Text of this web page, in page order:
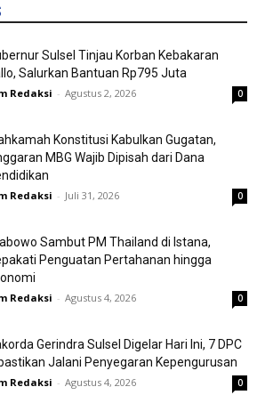
Sulsel Tinjau Korban Kebakaran
Salurkan Bantuan Rp795 Juta
Redaksi - Agustus 2, 2026 0
Konstitusi Kabulkan Gugatan,
MBG Wajib Dipisah dari Dana
Redaksi - Juli 31, 2026 0
Sambut PM Thailand di Istana,
Penguatan Pertahanan hingga
Redaksi - Agustus 4, 2026 0
Gerindra Sulsel Digelar Hari Ini, 7 DPC
Jalani Penyegaran Kepengurusan
Redaksi - Agustus 4, 2026 0